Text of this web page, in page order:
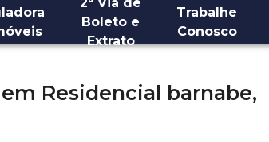
Boleto e
Extrato
Trabalhe
Conosco
em Residencial barnabe,